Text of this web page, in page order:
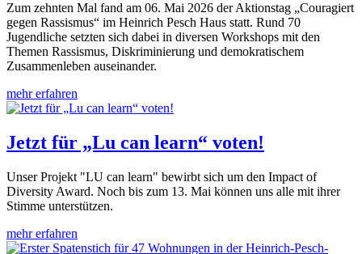
Zum zehnten Mal fand am 06. Mai 2026 der Aktionstag „Couragiert
gegen Rassismus“ im Heinrich Pesch Haus statt. Rund 70
Jugendliche setzten sich dabei in diversen Workshops mit den
Themen Rassismus, Diskriminierung und demokratischem
Zusammenleben auseinander.
mehr erfahren
Jetzt für „Lu can learn“ voten!
Unser Projekt "LU can learn" bewirbt sich um den Impact of
Diversity Award. Noch bis zum 13. Mai können uns alle mit ihrer
Stimme unterstützen.
mehr erfahren